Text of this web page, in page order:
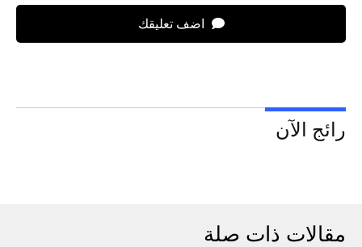
اضف تعليقك
رائج الآن
مقالات ذات صلة